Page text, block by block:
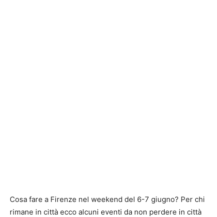
Cosa fare a Firenze nel weekend del 6-7 giugno? Per chi
rimane in città ecco alcuni eventi da non perdere in città